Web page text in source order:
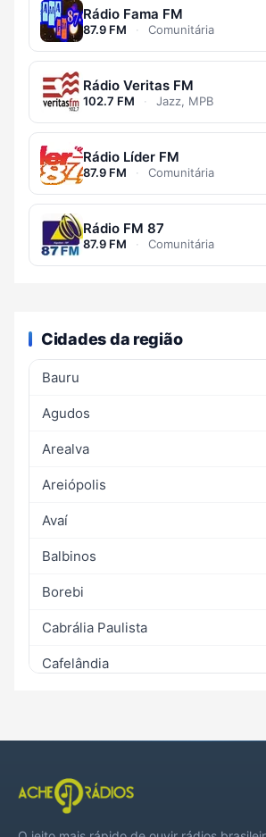
Rádio Fama FM
87.9 FM · Comunitária
Rádio Veritas FM
102.7 FM · Jazz, MPB
Rádio Líder FM
87.9 FM · Comunitária
Rádio FM 87
87.9 FM · Comunitária
Cidades da região
Bauru
Agudos
Arealva
Areiópolis
Avaí
Balbinos
Borebi
Cabrália Paulista
Cafelândia
Júlio Mesquita